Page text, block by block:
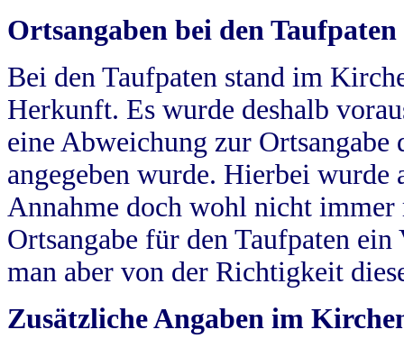
Ortsangaben bei den Taufpaten
Bei den Taufpaten stand im
Herkunft. Es wurde deshalb
eine Abweichung zur
angegeben wurde. Hierbei wurde
Annahme doch wohl nicht
Ortsangabe für den Taufpaten
man aber von der Richtigkeit
Zusätzliche Angaben im